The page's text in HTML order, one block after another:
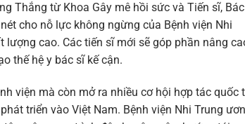
Thắng từ Khoa Gây mê hồi sức và Tiến sĩ,
cho nỗ lực không ngừng của Bệnh viện Nhi
cao. Các tiến sĩ mới sẽ góp phần nâng
thế hệ y bác sĩ kế cận.
viện mà còn mở ra nhiều cơ hội hợp tác quốc
triển vào Việt Nam. Bệnh viện Nhi Trung